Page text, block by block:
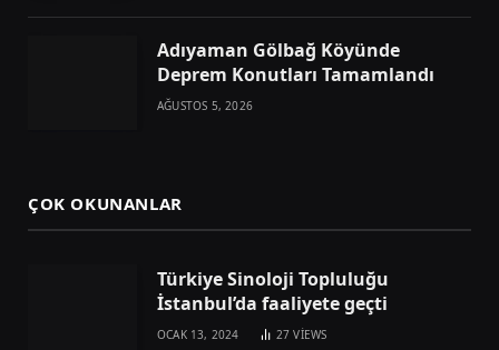
Adıyaman Gölbağ Köyünde
Deprem Konutları Tamamlandı
AĞUSTOS 5, 2026
ÇOK OKUNANLAR
Türkiye Sinoloji Topluluğu
İstanbul’da faaliyete geçti
OCAK 13, 2024 27VIEWS